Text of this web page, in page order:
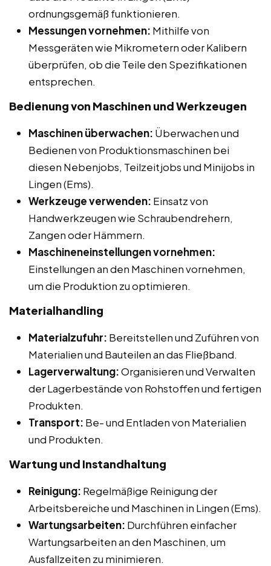
ordnungsgemäß funktionieren.
Messungen vornehmen: Mithilfe von
Messgeräten wie Mikrometern oder Kalibern
überprüfen, ob die Teile den Spezifikationen
entsprechen.
Bedienung von Maschinen und Werkzeugen
Maschinen überwachen: Überwachen und
Bedienen von Produktionsmaschinen bei
diesen Nebenjobs, Teilzeitjobs und Minijobs in
Lingen (Ems).
Werkzeuge verwenden: Einsatz von
Handwerkzeugen wie Schraubendrehern,
Zangen oder Hämmern.
Maschineneinstellungen vornehmen:
Einstellungen an den Maschinen vornehmen,
um die Produktion zu optimieren.
Materialhandling
Materialzufuhr: Bereitstellen und Zuführen von
Materialien und Bauteilen an das Fließband.
Lagerverwaltung:Organisieren und Verwalten
der Lagerbestände von Rohstoffen und fertigen
Produkten.
Transport: Be- und Entladen von Materialien
und Produkten.
Wartung und Instandhaltung
Reinigung: Regelmäßige Reinigung der
Arbeitsbereiche und Maschinen in Lingen (Ems).
Wartungsarbeiten: Durchführen einfacher
Wartungsarbeiten an den Maschinen, um
Ausfallzeiten zu minimieren.